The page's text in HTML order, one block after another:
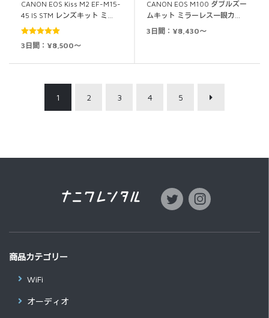
CANON EOS Kiss M2 EF-M15-
45 IS STM レンズキット ミ…
5段階中
3日間：¥8,500～
CANON EOS M100 ダブルズー
ムキット ミラーレス一眼カ…
3日間：¥8,430～
1 2 3 4 5
商品カテゴリー
WiFi
オーディオ